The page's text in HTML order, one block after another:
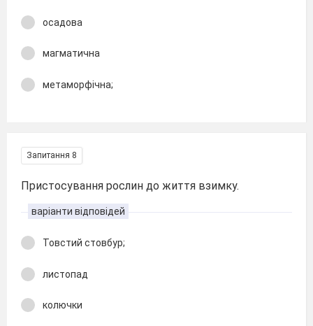
осадова
магматична
метаморфічна;
Запитання 8
Пристосування рослин до життя взимку.
варіанти відповідей
Товстий стовбур;
листопад
колючки